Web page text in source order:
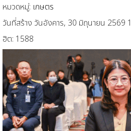
หมวดหมู่: เกษตร
วันที่สร้าง วันอังคาร, 30 มิถุนายน 2569
ฮิต: 1588